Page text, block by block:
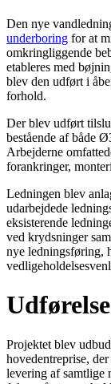
Den nye
underboring for at
omkringliggende
etableres med
blev den udført i
forhold.
Der blev udført
bestående af både
Arbejderne
forankringer,
Ledningen blev
udarbejdede
eksisterende
ved krydsninger
nye ledningsføring,
Udførelse
Projektet blev
hovedentreprise,
levering af samtlige